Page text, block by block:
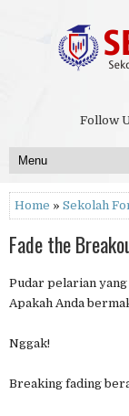
Follow
Home » Sekolah
Fade the
Pudar pelarian yang
Apakah Anda
Nggak!
Breaking fading